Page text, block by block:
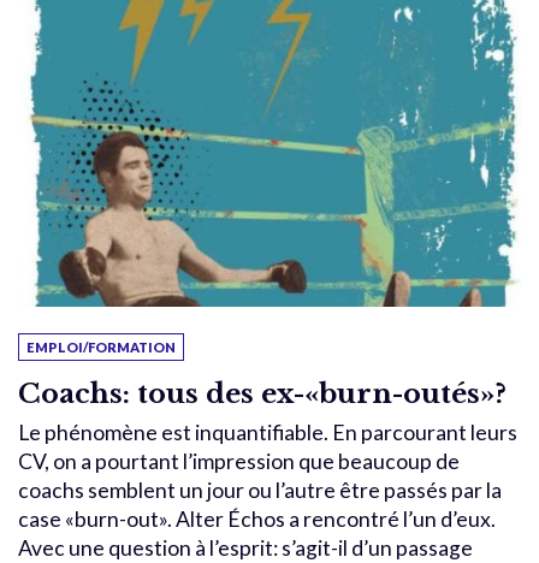
EMPLOI/FORMATION
Coachs: tous des ex-«burn-outés»?
Le phénomène est inquantifiable. En parcourant leurs
CV, on a pourtant l’impression que beaucoup de
coachs semblent un jour ou l’autre être passés par la
case «burn-out». Alter Échos a rencontré l’un d’eux.
Avec une question à l’esprit: s’agit-il d’un passage